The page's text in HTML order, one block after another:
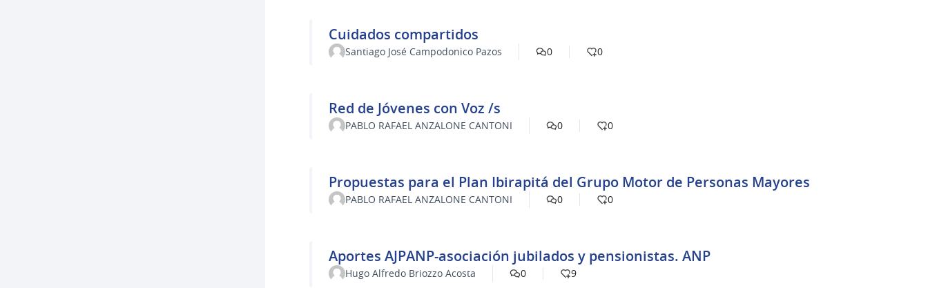
Cuidados compartidos
Santiago José Campodonico Pazos 0 0
Red de Jóvenes con Voz /s
PABLO RAFAEL ANZALONE CANTONI 0 0
Propuestas para el Plan Ibirapitá del Grupo Motor de Personas Mayores
PABLO RAFAEL ANZALONE CANTONI 0 0
Aportes AJPANP-asociación jubilados y pensionistas. ANP
Hugo Alfredo Briozzo Acosta 0 9